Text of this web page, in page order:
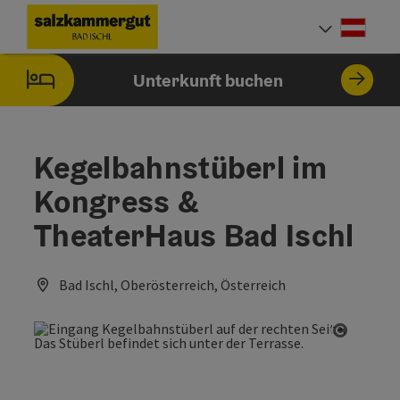
Zum InhaltAccesskey
[0]
Zur NavigationAccesskey
[1]
Zum Seitenanfang
Zur StartseiteAccesskey
[7]
Unterkunft buchen
Kegelbahnstüberl im
Kongress &
TheaterHaus Bad Ischl
Bad Ischl, Oberösterreich, Österreich